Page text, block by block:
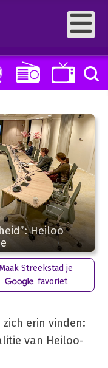
Heiloo
Maak Streekstad je
favoriet
erin vinden:
van Heiloo-